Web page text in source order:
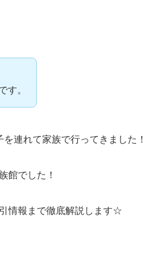
す。
を連れて家族で行ってきました！
館でした！
情報まで徹底解説します☆